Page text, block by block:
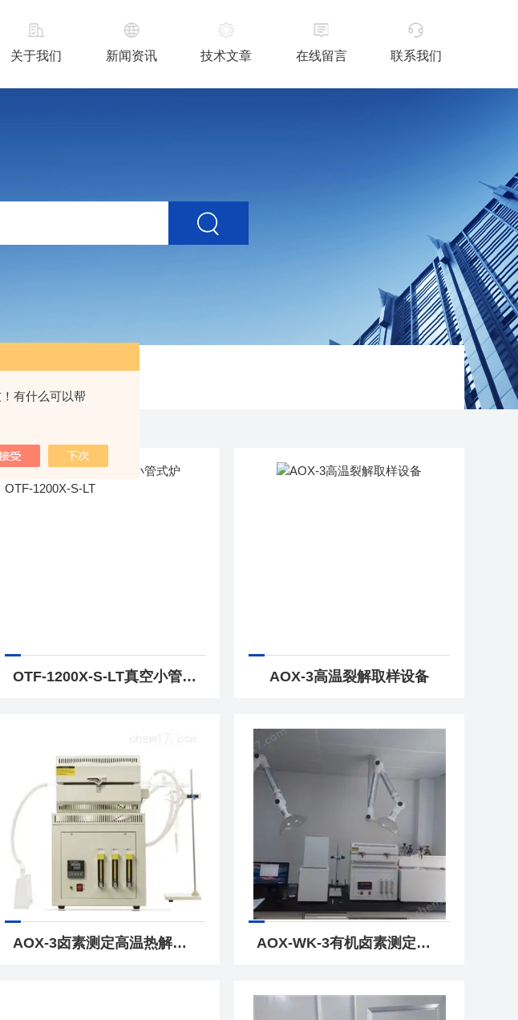
有什么可以帮
关于我们 新闻资讯 技术文章 在线留言 联系我们
OTF-1200X-S-LT真空小管式炉OTF-1200X-S-LT AOX-3高温裂解取样设备
AOX-3卤素测定高温热解炉AOX有机卤素测定，aox前处理设备 AOX-WK-3有机卤素测定仪GB/T 35613-2024标准